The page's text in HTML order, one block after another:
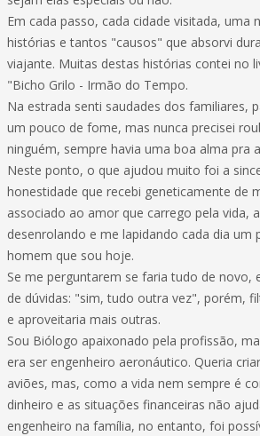
Em cada passo, cada cidade visitada, uma
histórias e tantos "causos" que absorvi
viajante. Muitas destas histórias contei no
"Bicho Grilo - Irmão do Tempo.
Na estrada senti saudades dos familiares,
um pouco de fome, mas nunca precisei
ninguém, sempre havia uma boa alma pra
Neste ponto, o que ajudou muito foi a
honestidade que recebi geneticamente de
associado ao amor que carrego pela vida,
desenrolando e me lapidando cada dia um
homem que sou hoje.
Se me perguntarem se faria tudo de novo,
de dúvidas: "sim, tudo outra vez", porém,
e aproveitaria mais outras.
Sou Biólogo apaixonado pela profissão,
era ser engenheiro aeronáutico. Queria
aviões, mas, como a vida nem sempre é
dinheiro e as situações financeiras não
engenheiro na família, no entanto, foi